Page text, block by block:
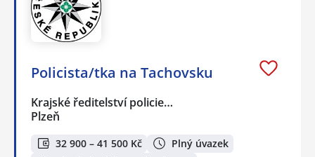
Policista/tka na Tachovsku
Krajské ředitelství policie…
Plzeň
32 900 – 41 500 Kč
Plný úvazek